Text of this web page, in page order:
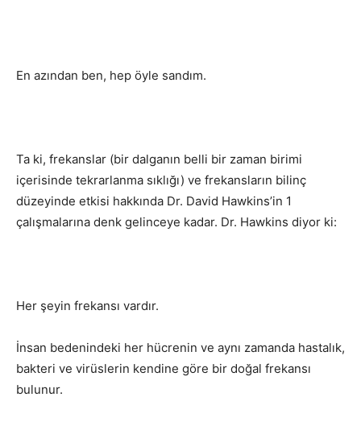
En azından ben, hep öyle sandım.
Ta ki, frekanslar (bir dalganın belli bir zaman birimi
içerisinde tekrarlanma sıklığı) ve frekansların bilinç
düzeyinde etkisi hakkında Dr. David Hawkins’in 1
çalışmalarına denk gelinceye kadar. Dr. Hawkins diyor ki:
Her şeyin frekansı vardır.
İnsan bedenindeki her hücrenin ve aynı zamanda hastalık,
bakteri ve virüslerin kendine göre bir doğal frekansı
bulunur.